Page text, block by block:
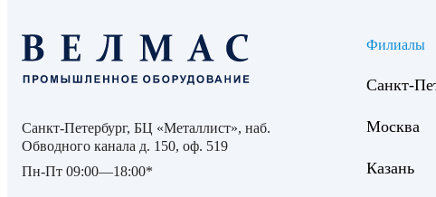
Санкт-Петербург, БЦ «Металлист», наб.
Обводного канала д. 150, оф. 519
Пн-Пт 09:00—18:00*
Филиалы
Санкт-
Москва
Казань